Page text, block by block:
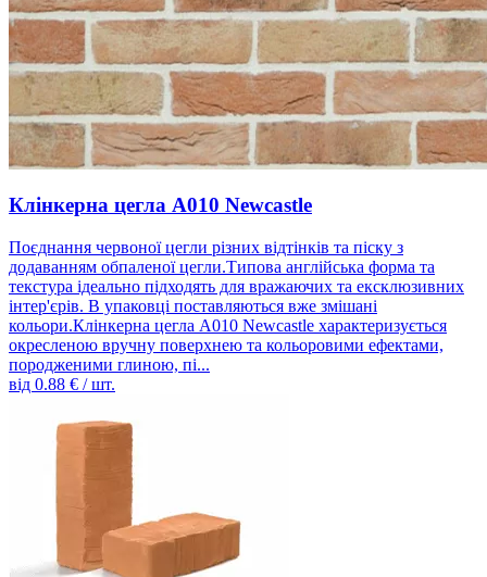
Клінкерна цегла A010 Newcastle
Поєднання червоної цегли різних відтінків та піску з
додаванням обпаленої цегли.Типова англійська форма та
текстура ідеально підходять для вражаючих та ексклюзивних
інтер'єрів. В упаковці поставляються вже змішані
кольори.Клінкерна цегла A010 Newcastle характеризується
окресленою вручну поверхнею та кольоровими ефектами,
породженими глиною, пі...
від 0.88 € / шт.